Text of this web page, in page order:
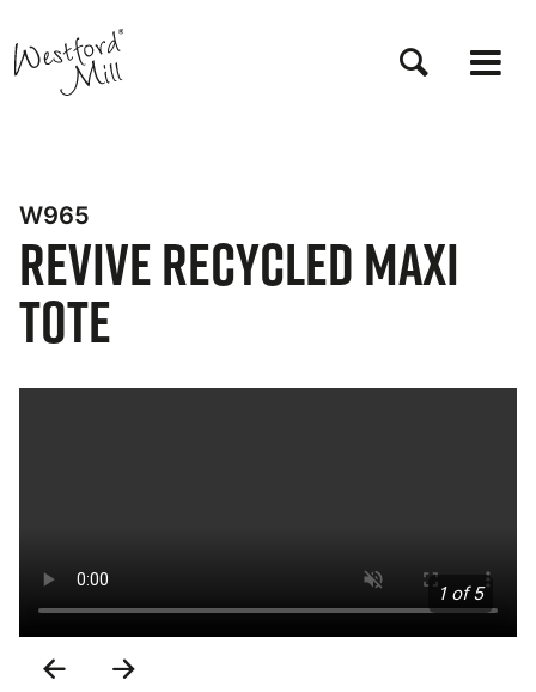
contenuto
principale
W965
Revive Recycled Maxi
Tote
1 of 5
Previous